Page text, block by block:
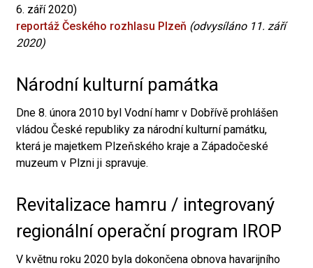
6. září 2020)
reportáž Českého rozhlasu Plzeň (odvysíláno 11. září
2020)
Národní kulturní památka
Dne 8. února 2010 byl Vodní hamr v Dobřívě prohlášen
vládou České republiky za národní kulturní památku,
která je majetkem Plzeňského kraje a Západočeské
muzeum v Plzni ji spravuje.
Revitalizace hamru / integrovaný
regionální operační program IROP
V květnu roku 2020 byla dokončena obnova havarijního